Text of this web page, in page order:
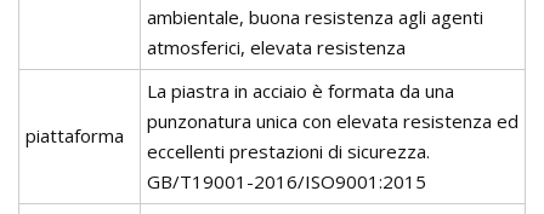
ambientale, buona resistenza agli agenti
atmosferici, elevata resistenza
piattaforma
La piastra in acciaio è formata da una
punzonatura unica con elevata resistenza ed
eccellenti prestazioni di sicurezza.
GB/T19001-2016/ISO9001:2015